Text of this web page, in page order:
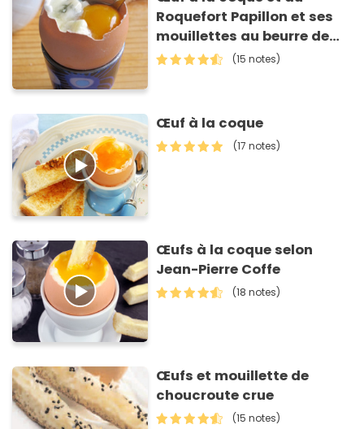
Roquefort Papillon et ses
mouillettes au beurre de
Roquefort Papillon
(15 notes)
Œuf à la coque
(17 notes)
Œufs à la coque selon
Jean-Pierre Coffe
(18 notes)
Œufs et mouillette de
choucroute crue
(15 notes)